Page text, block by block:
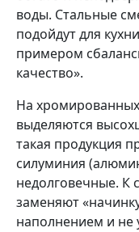
воды. Стальные
подойдут для
примером
качество».
На
выделяются
такая продукция
силуминия
недолговечные. К
заменяют
наполнением и не